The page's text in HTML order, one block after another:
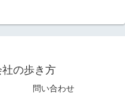
の歩き方
問い合わせ